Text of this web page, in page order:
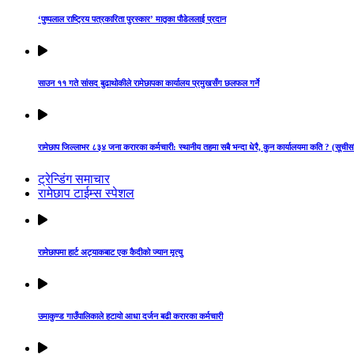
‘पुष्पलाल राष्ट्रिय पत्रकारिता पुरस्कार’ मातृका पौडेललाई प्रदान
साउन ११ गते सांसद बुढाथोकीले रामेछापका कार्यालय प्रमुखसँग छलफल गर्ने
रामेछाप जिल्लाभर ८३४ जना करारका कर्मचारी: स्थानीय तहमा सबै भन्दा धेरै, कुन कार्यालयमा कति ?
ट्रेन्डिंग समाचार
रामेछाप टाईम्स स्पेशल
रामेछापमा हार्ट अट्याकबाट एक कैदीको ज्यान मृत्यु
उमाकुण्ड गाउँपालिकाले हटायो आधा दर्जन बढी करारका कर्मचारी